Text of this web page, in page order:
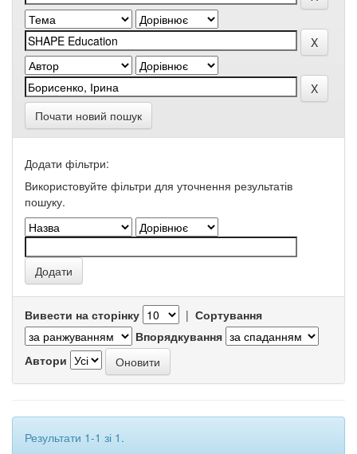
Почати новий пошук
Додати фільтри:
Використовуйте фільтри для уточнення результатів
пошуку.
Вивести на сторінку | Сортування
Впорядкування
Автори
Результати 1-1 зі 1.